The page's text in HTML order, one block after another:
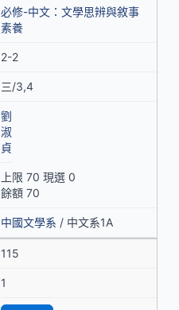
必修-中文：文學思辨與敘事
素養
2-2
三/3,4
劉
淑
貞
上限 70 現選 0
餘額 70
中國文學系 / 中文系1A
115
1